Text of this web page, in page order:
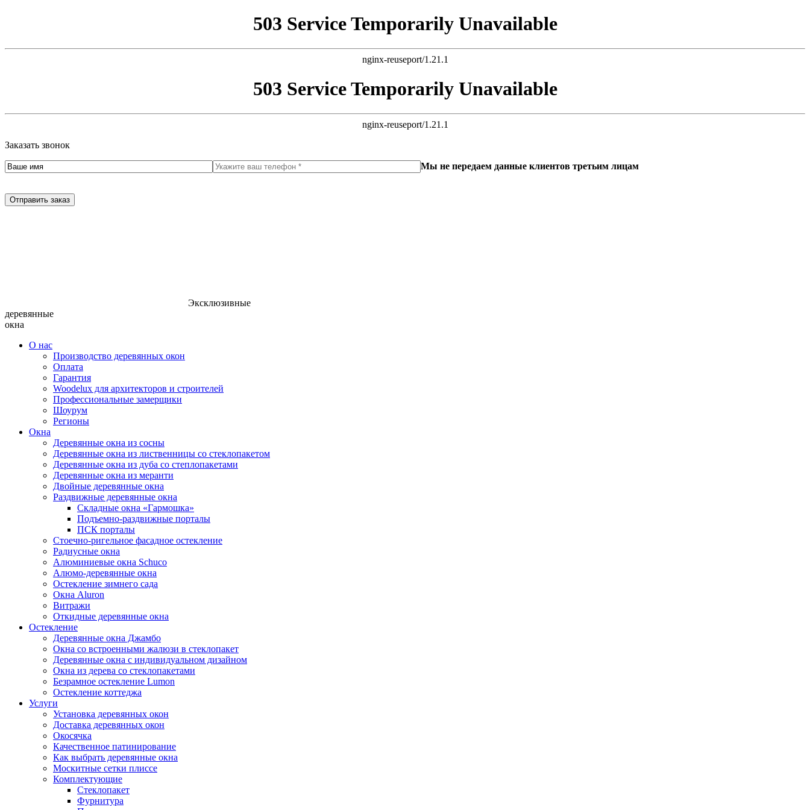
503 Service Temporarily Unavailable
nginx-reuseport/1.21.1
503 Service Temporarily Unavailable
nginx-reuseport/1.21.1
Заказать звонок
Мы не передаем данные клиентов третьим лицам
Отправить заказ
Эксклюзивные
деревянные
окна
О нас
Производство деревянных окон
Оплата
Гарантия
Woodelux для архитекторов и строителей
Профессиональные замерщики
Шоурум
Регионы
Окна
Деревянные окна из сосны
Деревянные окна из лиственницы со стеклопакетом
Деревянные окна из дуба со степлопакетами
Деревянные окна из меранти
Двойные деревянные окна
Раздвижные деревянные окна
Складные окна «Гармошка»
Подъемно-раздвижные порталы
ПСК порталы
Стоечно-ригельное фасадное остекление
Радиусные окна
Алюминиевые окна Schuco
Алюмо-деревянные окна
Остекление зимнего сада
Окна Aluron
Витражи
Откидные деревянные окна
Остекление
Деревянные окна Джамбо
Окна со встроенными жалюзи в стеклопакет
Деревянные окна с индивидуальном дизайном
Окна из дерева со стеклопакетами
Безрамное остекление Lumon
Остекление коттеджа
Услуги
Установка деревянных окон
Доставка деревянных окон
Окосячка
Качественное патинирование
Как выбрать деревянные окна
Москитные сетки плиссе
Комплектующие
Стеклопакет
Фурнитура